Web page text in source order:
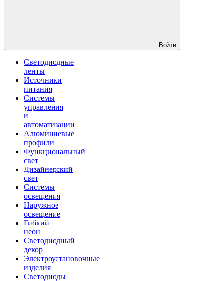
Войти
Светодиодные
ленты
Источники
питания
Системы
управления
и
автоматизации
Алюминиевые
профили
Функциональный
свет
Дизайнерский
свет
Системы
освещения
Наружное
освещение
Гибкий
неон
Светодиодный
декор
Электроустановочные
изделия
Светодиоды